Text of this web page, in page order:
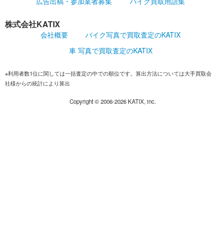
株式会社KATIX
会社概要
バイク写真で買取査定のKATIX
車 写真で買取査定のKATIX
※利用者数1位に関しては一括査定の中での順位です。算出方法については大手買取会
社様からの統計により算出
Copyright ©2006-2026KATIX, inc.